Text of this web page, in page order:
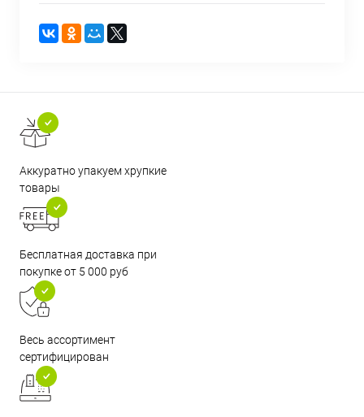
Аккуратно упакуем хрупкие
товары
Бесплатная доставка при
покупке от 5 000 руб
Весь ассортимент
сертифицирован